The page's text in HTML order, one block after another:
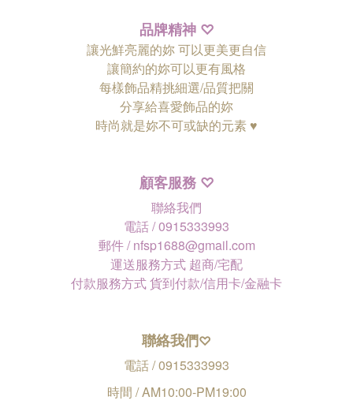
品牌精神 ♡
讓光鮮亮麗的妳 可以更美更自信
讓簡約的妳可以更有風格
每樣飾品精挑細選/品質把關
分享給喜愛飾品的妳
時尚就是妳不可或缺的元素 ♥
顧客服務 ♡
聯絡我們
電話 / 0915333993
郵件 / nfsp1688@gmail.com
運送服務方式 超商/宅配
付款服務方式 貨到付款/信用卡/金融卡
聯絡我們♡
電話 / 0915333993
時間 / AM10:00-PM19:00